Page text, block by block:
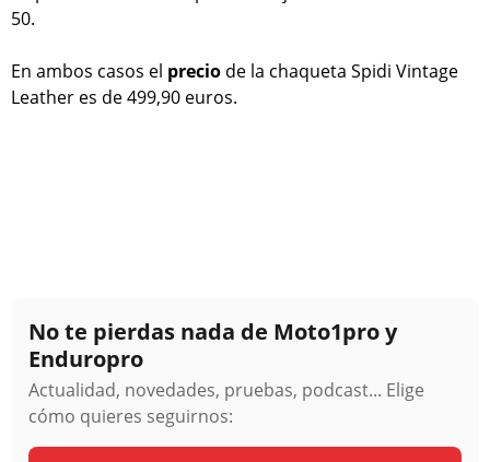
50.
En ambos casos el precio de la chaqueta Spidi Vintage
Leather es de 499,90 euros.
No te pierdas nada de Moto1pro y
Enduropro
Actualidad, novedades, pruebas, podcast... Elige
cómo quieres seguirnos: